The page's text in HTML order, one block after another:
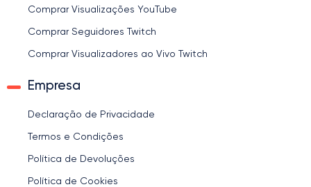
Comprar Visualizações YouTube
Comprar Seguidores Twitch
Comprar Visualizadores ao Vivo Twitch
Empresa
Declaração de Privacidade
Termos e Condições
Política de Devoluções
Política de Cookies